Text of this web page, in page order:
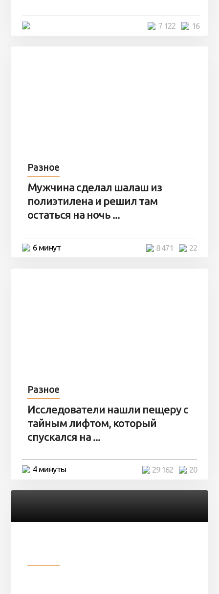
16
7 122
Разное
Мужчина сделал шалаш из
полиэтилена и решил там
остаться на ночь ...
6 минут 22
8 471
Разное
Исследователи нашли пещеру с
тайным лифтом, который
спускался на ...
4 минуты 20
29 162